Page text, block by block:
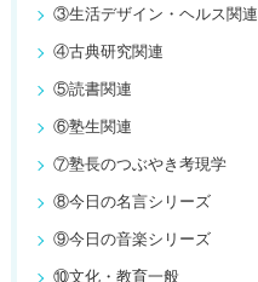
③生活デザイン・ヘルス関連
④古典研究関連
⑤読書関連
⑥塾生関連
⑦塾長のつぶやき考現学
⑧今日の名言シリーズ
⑨今日の音楽シリーズ